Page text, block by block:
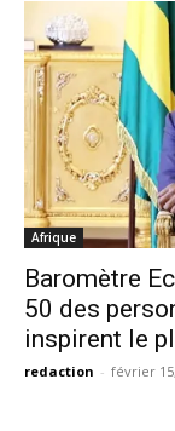
Afrique
Baromètre
50 des
inspirent le
redaction - février